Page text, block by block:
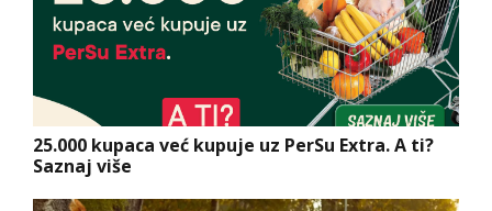
25.000 kupaca već kupuje uz PerSu Extra. A ti?
Saznaj više